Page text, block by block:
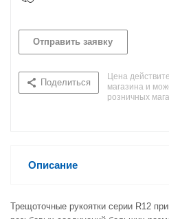
Отправить заявку
Поделиться
Цена
магазина и
розничных
Описание
Трещоточные рукоятки серии R12